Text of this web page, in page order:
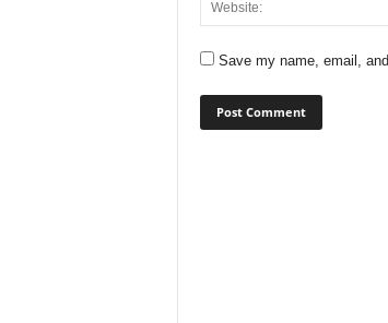
Save my name, email,